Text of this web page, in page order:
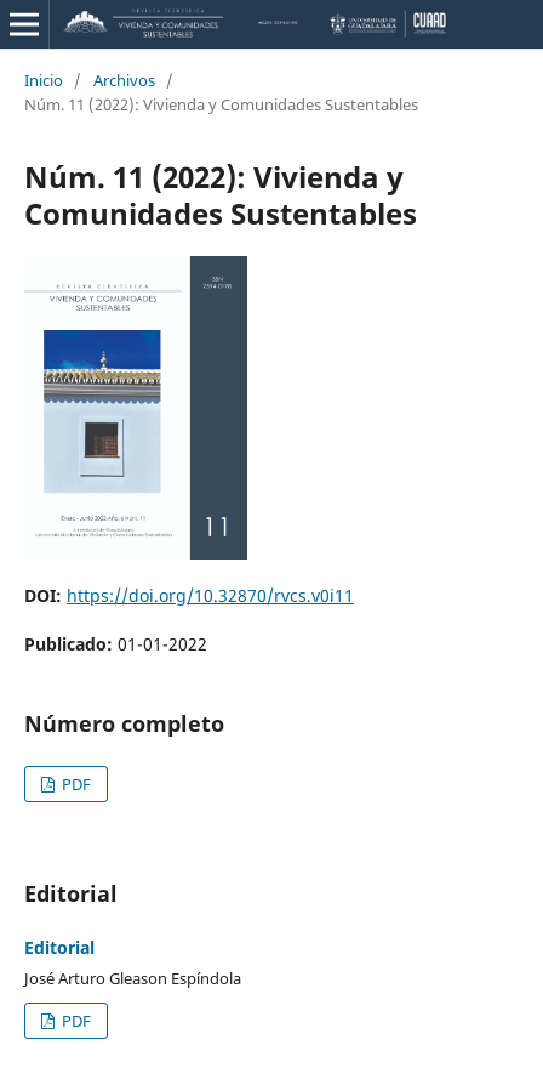
Inicio / Archivos /
Núm. 11 (2022): Vivienda y Comunidades Sustentables
Núm. 11 (2022): Vivienda y
Comunidades Sustentables
DOI: https://doi.org/10.32870/rvcs.v0i11
Publicado: 01-01-2022
Número completo
PDF
Editorial
Editorial
José Arturo Gleason Espíndola
PDF